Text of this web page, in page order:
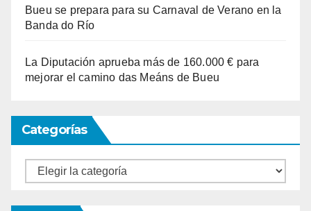
Bueu se prepara para su Carnaval de Verano en la
Banda do Río
La Diputación aprueba más de 160.000 € para
mejorar el camino das Meáns de Bueu
Categorías
Categorías